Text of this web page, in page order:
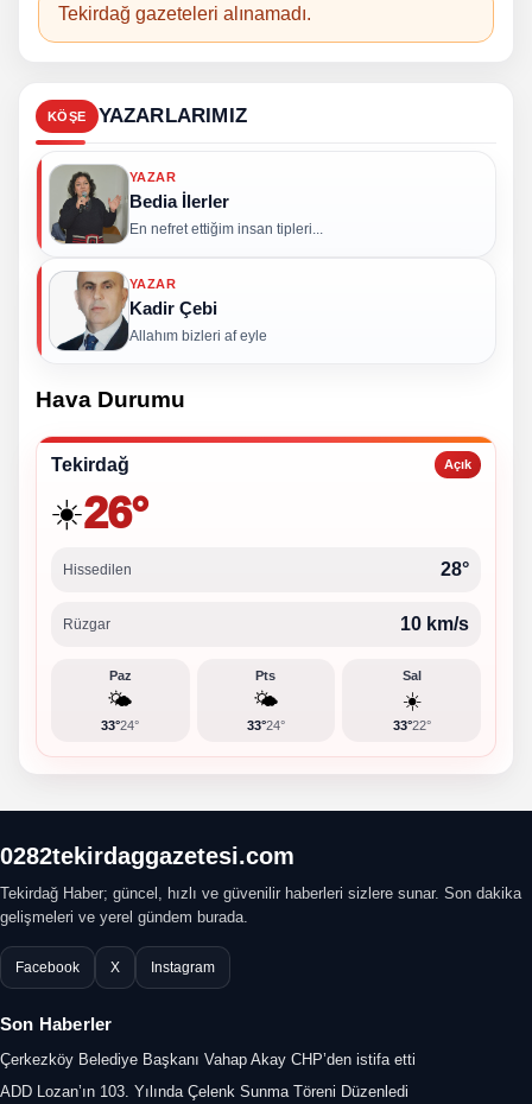
Tekirdağ gazeteleri alınamadı.
KÖŞE YAZARLARIMIZ
YAZAR
Bedia İlerler
En nefret ettiğim insan tipleri...
YAZAR
Kadir Çebi
Allahım bizleri af eyle
Hava Durumu
Tekirdağ Açık
☀️26°
Hissedilen 28°
Rüzgar 10 km/s
Paz
🌤️
33°24°
Pts
🌤️
33°24°
Sal
☀️
33°22°
0282tekirdaggazetesi.com
Tekirdağ Haber; güncel, hızlı ve güvenilir haberleri sizlere sunar. Son dakika
gelişmeleri ve yerel gündem burada.
Facebook X Instagram
Son Haberler
Çerkezköy Belediye Başkanı Vahap Akay CHP’den istifa etti
ADD Lozan’ın 103. Yılında Çelenk Sunma Töreni Düzenledi